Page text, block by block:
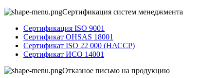
Сертификация систем менеджмента
Сертификация ISO 9001
Сертификат OHSAS 18001
Сертификат ISO 22 000 (НАССР)
Сертификат ИСО 14001
Отказное письмо на продукцию